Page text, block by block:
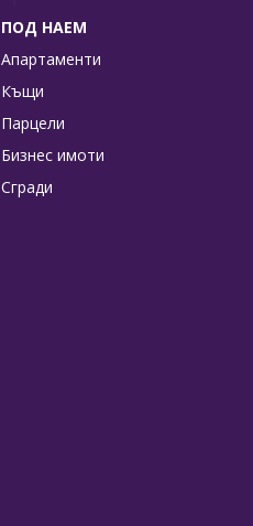
ПОД НАЕМ
Апартаменти
Къщи
Парцели
Бизнес имоти
Сгради